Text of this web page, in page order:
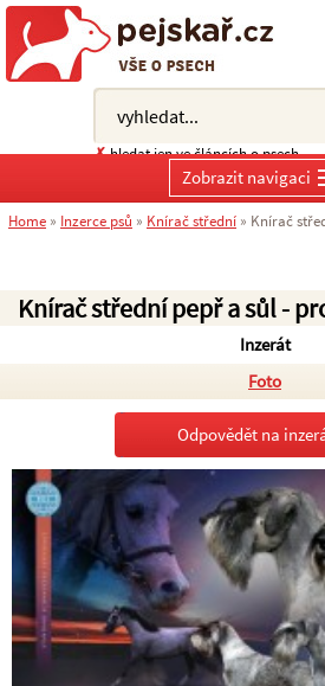
Knírač střední pepř a sůl -
Inzerát
Foto
Odpovědět na
✗hledat jen ve článcích o psech
Zobrazit navigaci
Home » Inzerce psů » Knírač střední » Knírač